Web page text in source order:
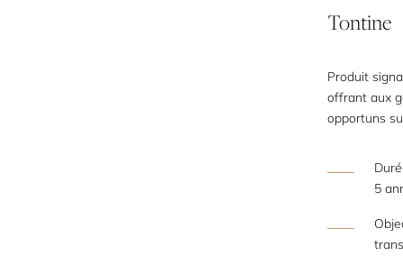
Tontine
Produit
offrant aux
opportuns
5